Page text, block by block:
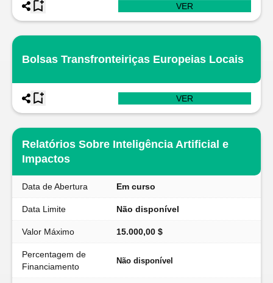
VER
Bolsas Transfronteiriças Europeias Locais
VER
Relatórios Sobre Inteligência Artificial e
Impactos
Data de Abertura Em curso
Data Limite Não disponível
Valor Máximo 15.000,00 $
Percentagem de
Financiamento
Não disponível